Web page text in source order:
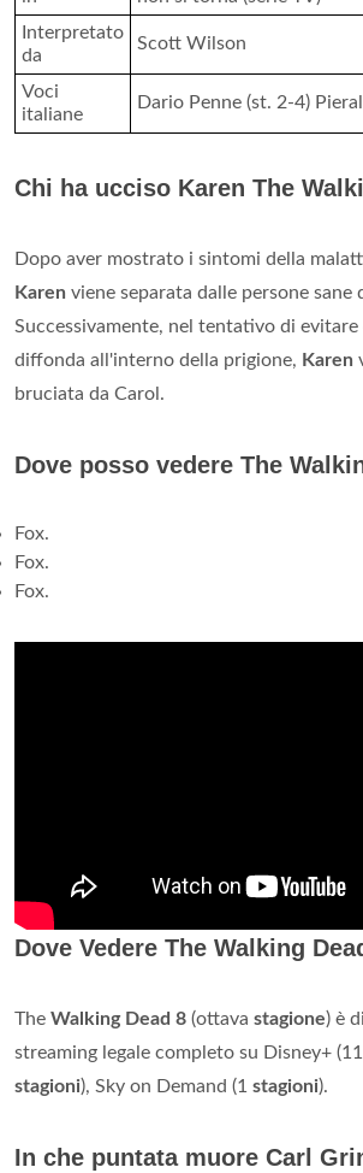
Interpretato
da
Scott Wilson
Voci
italiane
Dario Penne (st. 2-4)
Chi ha ucciso Karen The
Dopo aver mostrato i sintomi della
Karen viene separata dalle persone sane
Successivamente, nel tentativo di evitare
diffonda all'interno della prigione, Karen
bruciata da Carol.
Dove posso vedere The
Fox.
Fox.
Fox.
Dove Vedere The Walking
The Walking Dead 8 (ottava stagione) è
streaming legale completo su Disney+ (11
stagioni), Sky on Demand (1 stagioni).
In che puntata muore Carl